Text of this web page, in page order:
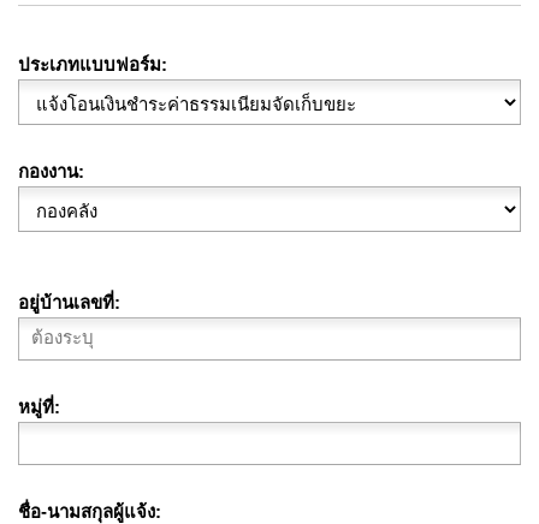
ประเภทแบบฟอร์ม
กองงาน
อยู่บ้านเลขที่
หมู่ที่
ชื่อ-นามสกุลผู้แจ้ง